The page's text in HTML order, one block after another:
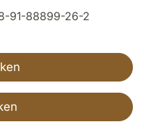
91-88899-26-2